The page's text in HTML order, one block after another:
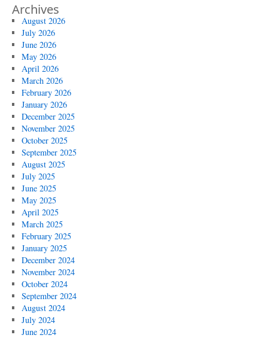
Archives
August 2026
July 2026
June 2026
May 2026
April 2026
March 2026
February 2026
January 2026
December 2025
November 2025
October 2025
September 2025
August 2025
July 2025
June 2025
May 2025
April 2025
March 2025
February 2025
January 2025
December 2024
November 2024
October 2024
September 2024
August 2024
July 2024
June 2024